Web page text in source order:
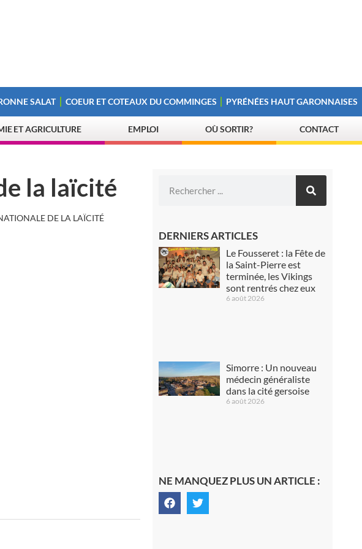
SALAT COEUR ET COTEAUX DU COMMINGES PYRÉNÉES HAUT GARONNAISES
ET AGRICULTURE EMPLOI OÙ SORTIR? CONTACT
la laïcité
DE LA LAÏCITÉ
DERNIERS ARTICLES
Le Fousseret : la Fête de
la Saint-Pierre est
terminée, les Vikings
sont rentrés chez eux
6 août 2026
Simorre : Un nouveau
médecin généraliste
dans la cité gersoise
6 août 2026
NE MANQUEZ PLUS UN ARTICLE :